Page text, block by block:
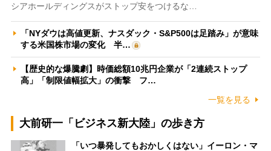
シアホールディングスがストップ安をつけるな…
「NYダウは高値更新、ナスダック・S&P500は足踏み」が意味
する米国株市場の変化 半…
【歴史的な爆騰劇】時価総額10兆円企業が「2連続ストップ
高」「制限値幅拡大」の衝撃 フ…
一覧を見る
大前研一「ビジネス新大陸」の歩き方
「いつ暴発してもおかしくはない」イーロン・マ